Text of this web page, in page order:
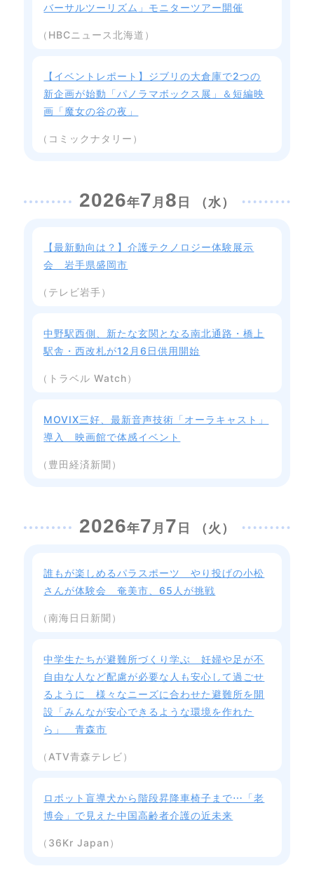
バーサルツーリズム」モニターツアー開催
（HBCニュース北海道）
【イベントレポート】ジブリの大倉庫で2つの
新企画が始動「パノラマボックス展」＆短編映
画「魔女の谷の夜」
（コミックナタリー）
2026年7 月 8 日 （水）
【最新動向は？】介護テクノロジー体験展示
会 岩手県盛岡市
（テレビ岩手）
中野駅西側、新たな玄関となる南北通路・橋上
駅舎・西改札が12月6日供用開始
（トラベル Watch）
MOVIX三好、最新音声技術「オーラキャスト」
導入 映画館で体感イベント
（豊田経済新聞）
2026年7 月 7 日 （火）
誰もが楽しめるパラスポーツ やり投げの小松
さんが体験会 奄美市、65人が挑戦
（南海日日新聞）
中学生たちが避難所づくり学ぶ 妊婦や足が不
自由な人など配慮が必要な人も安心して過ごせ
るように 様々なニーズに合わせた避難所を開
設「みんなが安心できるような環境を作れた
ら」 青森市
（ATV青森テレビ）
ロボット盲導犬から階段昇降車椅子まで⋯「老
博会」で見えた中国高齢者介護の近未来
（36Kr Japan）